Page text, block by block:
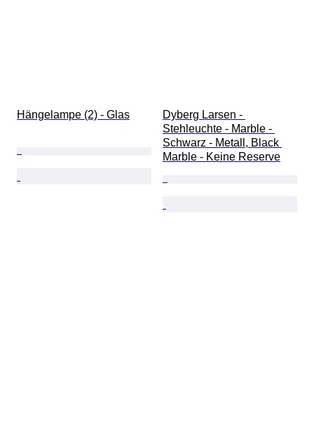
Hängelampe (2) - Glas
Dyberg Larsen -
Stehleuchte - Marble -
Schwarz - Metall, Black
Marble - Keine Reserve